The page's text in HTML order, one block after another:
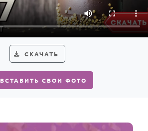
СКАЧАТЬ
ВСТАВИТЬ СВОИ ФОТО